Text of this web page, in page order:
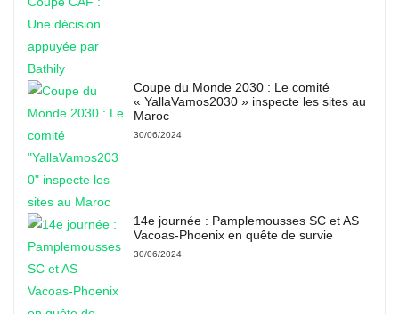
Coupe du Monde 2030 : Le comité
« YallaVamos2030 » inspecte les sites au
Maroc
30/06/2024
14e journée : Pamplemousses SC et AS
Vacoas-Phoenix en quête de survie
30/06/2024